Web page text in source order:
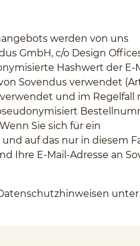
werden von uns
GmbH, c/o Design
Hashwert der E-
Sovendus verwendet (Art.
und im Regelfall
Sie sich für ein
auf das nur in diesem
Ihre E-Mail-Adresse an
unter